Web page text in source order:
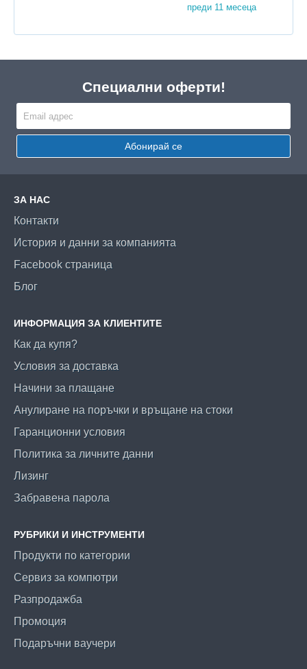
преди 11 месеца
Специални оферти!
Абонирай се
ЗА НАС
Контакти
История и данни за компанията
Facebook страница
Блог
ИНФОРМАЦИЯ ЗА КЛИЕНТИТЕ
Как да купя?
Условия за доставка
Начини за плащане
Анулиране на поръчки и връщане на стоки
Гаранционни условия
Политика за личните данни
Лизинг
Забравена парола
РУБРИКИ И ИНСТРУМЕНТИ
Продукти по категории
Сервиз за компютри
Разпродажба
Промоция
Подаръчни ваучери